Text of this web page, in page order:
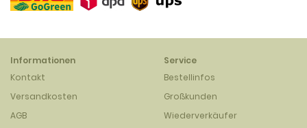
Informationen
Kontakt
Versandkosten
AGB
Service
Bestellinfos
Großkunden
Wiederverkäufer